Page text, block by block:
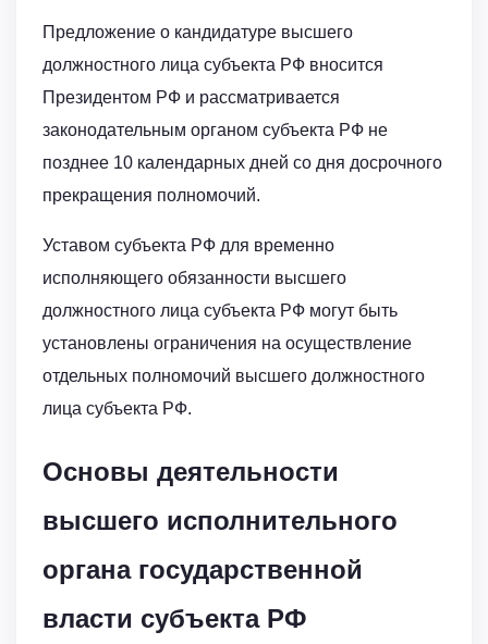
Предложение о кандидатуре высшего
должностного лица субъекта РФ вносится
Президентом РФ и рассматривается
законодательным органом субъекта РФ не
позднее 10 календарных дней со дня досрочного
прекращения полномочий.
Уставом субъекта РФ для временно
исполняющего обязанности высшего
должностного лица субъекта РФ могут быть
установлены ограничения на осуществление
отдельных полномочий высшего должностного
лица субъекта РФ.
Основы деятельности
высшего исполнительного
органа государственной
власти субъекта РФ